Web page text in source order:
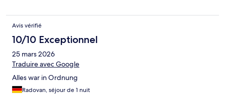
Avis vérifié
10/10 Exceptionnel
25 mars 2026
Traduire avec Google
Alles war in Ordnung
Radovan, séjour de 1 nuit